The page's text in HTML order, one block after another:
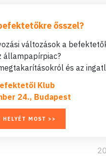
ősszel?
változások a
állampapírpiac?
és az
Klub
24., Budapest
HELYÉT MOST >>